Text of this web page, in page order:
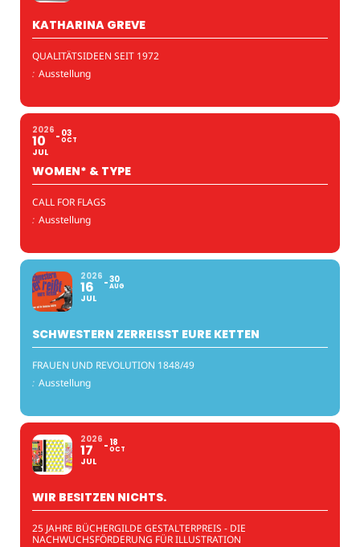
KATHARINA GREVE
QUALITÄTSIDEEN SEIT 1972
: Ausstellung
2026
10
JUL
03
OCT
WOMEN* & TYPE
CALL FOR FLAGS
: Ausstellung
2026
16
JUL
30
AUG
SCHWESTERN ZERREISST EURE KETTEN
FRAUEN UND REVOLUTION 1848/49
: Ausstellung
2026
17
JUL
18
OCT
WIR BESITZEN NICHTS.
25 JAHRE BÜCHERGILDE GESTALTERPREIS - DIE
NACHWUCHSFÖRDERUNG FÜR ILLUSTRATION